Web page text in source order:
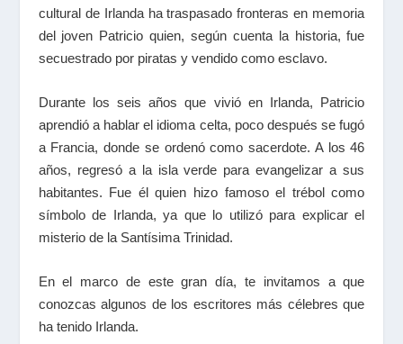
cultural de Irlanda ha traspasado fronteras en memoria
del joven Patricio quien, según cuenta la historia, fue
secuestrado por piratas y vendido como esclavo.
Durante los seis años que vivió en Irlanda, Patricio
aprendió a hablar el idioma celta, poco después se fugó
a Francia, donde se ordenó como sacerdote. A los 46
años, regresó a la isla verde para evangelizar a sus
habitantes. Fue él quien hizo famoso el trébol como
símbolo de Irlanda, ya que lo utilizó para explicar el
misterio de la Santísima Trinidad.
En el marco de este gran día, te invitamos a que
conozcas algunos de los escritores más célebres que
ha tenido Irlanda.